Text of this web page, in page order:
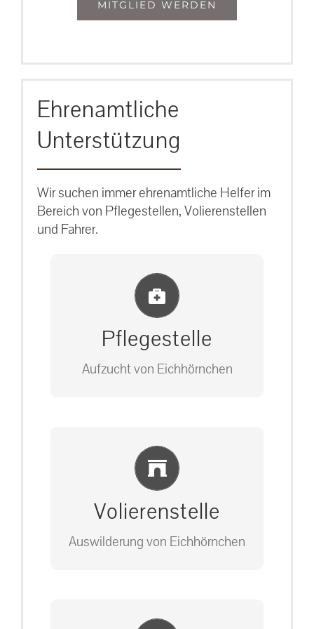
MITGLIED WERDEN
Ehrenamtliche
Unterstützung
Wir suchen immer ehrenamtliche Helfer im
Bereich von Pflegestellen, Volierenstellen
und Fahrer.
Pflegestelle
Aufzucht von Eichhörnchen
Einlernung und Infos
auf: 0162-7909946
Volierenstelle
Auswilderung von Eichhörnchen
Einlernung und Infos